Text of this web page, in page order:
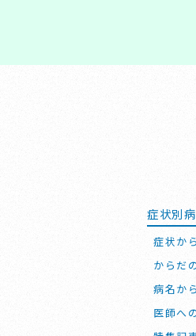
症状別
症状か
からだ
病名か
医師へ